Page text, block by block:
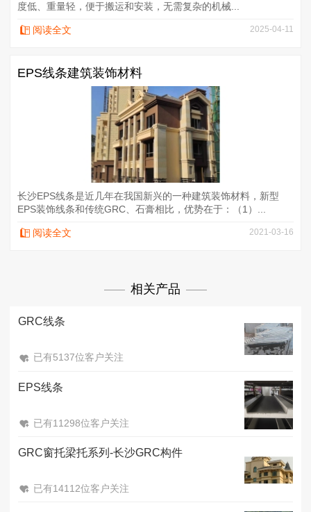
度低、重量轻，便于搬运和安装，无需复杂的机械...
阅读全文 2025-04-11
EPS线条建筑装饰材料
长沙EPS线条是近几年在我国新兴的一种建筑装饰材料，新型
EPS装饰线条和传统GRC、石膏相比，优势在于：（1）...
阅读全文 2021-03-16
相关产品
GRC线条
已有5137位客户关注
EPS线条
已有11298位客户关注
GRC窗托梁托系列-长沙GRC构件
已有14112位客户关注